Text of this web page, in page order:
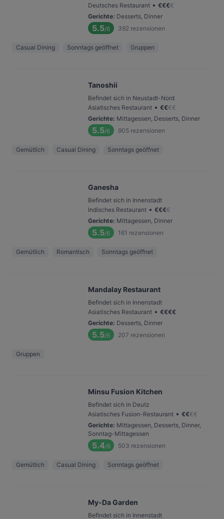
Deutsches Restaurant • €€€€
Gerichte: Desserts, Dinner
5.5/6 392 rezensionen
Casual Dining Sonntags geöffnet Gruppen
Tanoshii
Befindet sich in Neustadt-Nord
Asiatisches Restaurant • €€€€
Gerichte: Mittagessen, Desserts, Dinner
5.5/6 905 rezensionen
Gemütlich Casual Dining Sonntags geöffnet
Ganesha
Befindet sich in Innenstadt
Indisches Restaurant • €€€€
Gerichte: Mittagessen, Dinner
5.5/6 161 rezensionen
Gemütlich Romantisch Sonntags geöffnet
Mandalay Restaurant
Befindet sich in Innenstadt
Asiatisches Restaurant • €€€€
Gerichte: Desserts, Dinner
5.5/6 207 rezensionen
Gruppen
Minsu Fusion Kitchen
Befindet sich in Deutz
Asiatisches Fusion-Restaurant • €€€€
Gerichte: Mittagessen, Desserts, Dinner,
Sonntag-Mittagessen
5.4/6 503 rezensionen
Gemütlich Casual Dining Sonntags geöffnet
My-Da Garden
Befindet sich in Innenstadt